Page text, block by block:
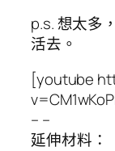
p.s. 想太多
活去。
[youtube
– –
延伸材料：